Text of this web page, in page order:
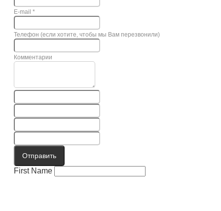
E-mail *
Телефон (если хотите, чтобы мы Вам перезвонили)
Комментарии
Отправить
First Name